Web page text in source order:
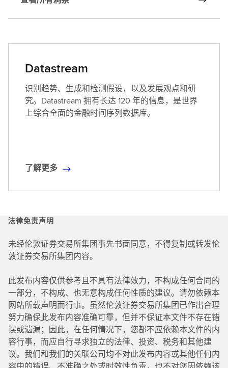
Datastream
识别趋势、生成和检测假设，以及发展观点和研
究。Datastream 拥有长达 120 年的信息，是世界
上综合全面的金融时间序列数据库。
了
了解更多
法律免责声明
未经伦敦证券交易所集团事先书面同意，不得复制或转发伦
敦证券交易所集团内容。
此发布内容仅供参考且不具有法律效力，不构成任何合同的
一部分，不构成、也无意构成任何性质的建议。请勿依赖本
网站所载声明而行事。虽然伦敦证券交易所集团已作出合理
努力确保此发布内容准确可靠，但并不保证本文件不存在错
误或遗漏；因此，在任何情况下，您都不应依赖本文件的内
容行事，而应自行寻求独立的法律、投资、税务和其他建
议。我们和我们的关联公司均不对此发布内容或其他任何内